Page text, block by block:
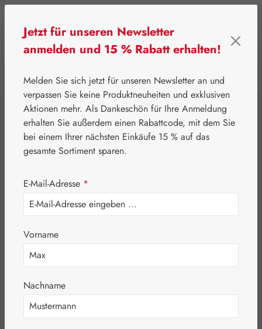
⌂ Handelswaren Nährstoffe
Burgerstein
Coenzym Q-10 50
mg Lutschtabletten
Bildergalerie überspringen
Jetzt für unseren Newsletter
anmelden und 15 % Rabatt erhalten!
Melden Sie sich jetzt für unseren Newsletter an und
verpassen Sie keine Produktneuheiten und exklusiven
Aktionen mehr. Als Dankeschön für Ihre Anmeldung
erhalten Sie außerdem einen Rabattcode, mit dem Sie
bei einem Ihrer nächsten Einkäufe 15 % auf das
gesamte Sortiment sparen.
E-Mail-Adresse *
Vorname
Nachname